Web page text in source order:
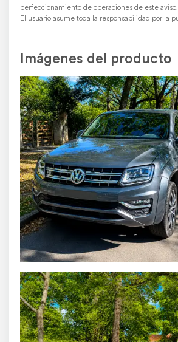
perfeccionamiento de operaciones de este aviso.
El usuario asume toda la responsabilidad por la
Imágenes del producto